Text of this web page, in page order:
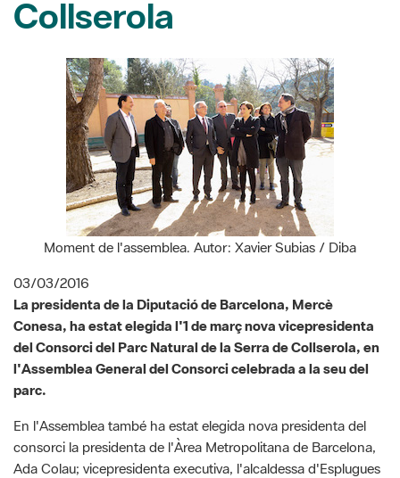
Collserola
Moment de l'assemblea. Autor: Xavier Subias / Diba
03/03/2016
La presidenta de la Diputació de Barcelona, Mercè
Conesa, ha estat elegida l'1 de març nova vicepresidenta
del Consorci del Parc Natural de la Serra de Collserola, en
l'Assemblea General del Consorci celebrada a la seu del
parc.
En l'Assemblea també ha estat elegida nova presidenta del
consorci la presidenta de l'Àrea Metropolitana de Barcelona,
Ada Colau; vicepresidenta executiva, l'alcaldessa d'Esplugues